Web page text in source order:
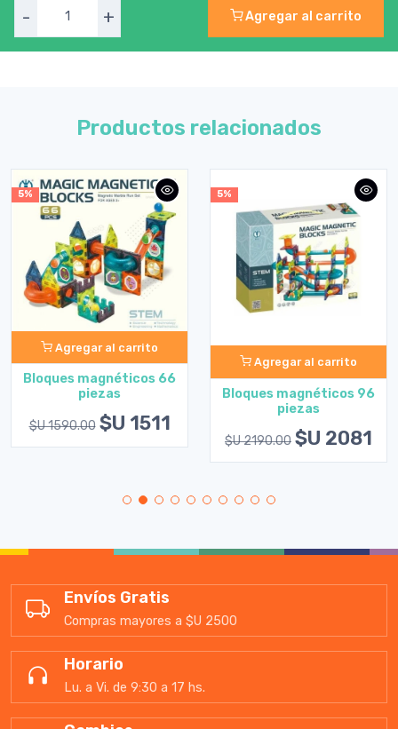
- + Agregar al carrito
Productos relacionados
5%
Agregar al carrito
Bloques magnéticos 66
piezas
$U 1590.00 $U 1511
5%
Agregar al carrito
Bloques magnéticos 96
piezas
$U 2190.00 $U 2081
Envíos Gratis
Compras mayores a $U 2500
Horario
Lu. a Vi. de 9:30 a 17 hs.